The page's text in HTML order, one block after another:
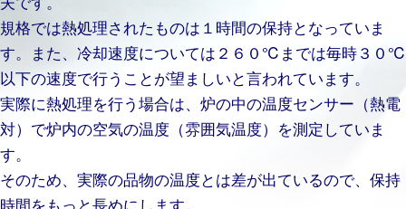
規格では熱処理されたものは１時間の保持となっていま
す。また、冷却速度については２６０℃までは毎時３０℃
以下の速度で行うことが望ましいと言われています。
実際に熱処理を行う場合は、炉の中の温度センサー（熱電
対）で炉内の空気の温度（雰囲気温度）を測定していま
す。
そのため、実際の品物の温度とは差が出ているので、保持
時間をもっと長めにします。